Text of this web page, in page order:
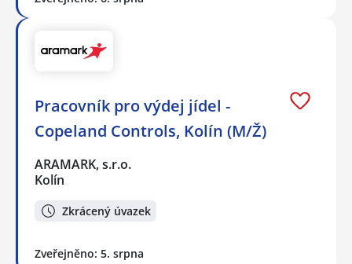
Pracovník pro výdej jídel -
Copeland Controls, Kolín (M/Ž)
ARAMARK, s.r.o.
Kolín
Zkrácený úvazek
Zveřejněno: 5. srpna